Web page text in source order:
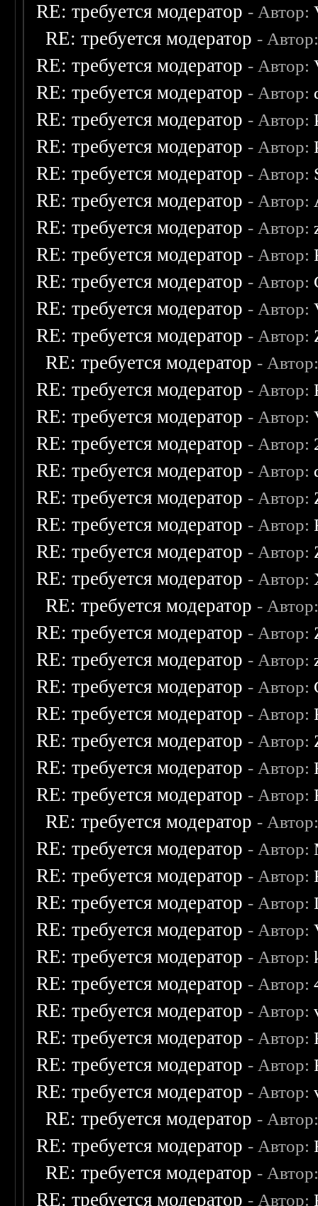
RE: требуется модератор - Автор:
RE: требуется модератор -
RE: требуется модератор - Автор:
RE: требуется модератор - Автор:
RE: требуется модератор - Автор:
RE: требуется модератор - Автор:
RE: требуется модератор - Автор:
RE: требуется модератор - Автор:
RE: требуется модератор - Автор:
RE: требуется модератор - Автор:
RE: требуется модератор - Автор:
RE: требуется модератор - Автор:
RE: требуется модератор - Автор:
RE: требуется модератор -
RE: требуется модератор - Автор:
RE: требуется модератор - Автор:
RE: требуется модератор - Автор:
RE: требуется модератор - Автор:
RE: требуется модератор - Автор:
RE: требуется модератор - Автор:
RE: требуется модератор - Автор:
RE: требуется модератор - Автор:
RE: требуется модератор -
RE: требуется модератор - Автор:
RE: требуется модератор - Автор:
RE: требуется модератор - Автор:
RE: требуется модератор - Автор:
RE: требуется модератор - Автор:
RE: требуется модератор - Автор:
RE: требуется модератор - Автор:
RE: требуется модератор -
RE: требуется модератор - Автор:
RE: требуется модератор - Автор:
RE: требуется модератор - Автор:
RE: требуется модератор - Автор:
RE: требуется модератор - Автор:
RE: требуется модератор - Автор:
RE: требуется модератор - Автор:
RE: требуется модератор - Автор:
RE: требуется модератор - Автор:
RE: требуется модератор - Автор:
RE: требуется модератор -
RE: требуется модератор - Автор:
RE: требуется модератор -
RE: требуется модератор - Автор: